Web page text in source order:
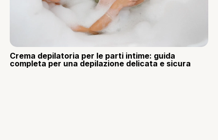
Crema depilatoria per le parti intime: guida
completa per una depilazione delicata e sicura